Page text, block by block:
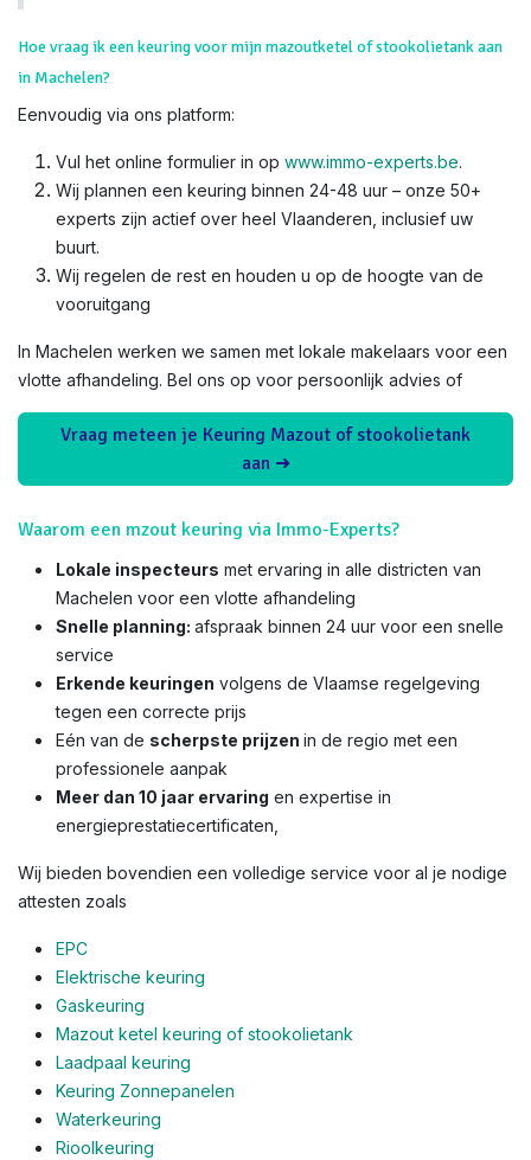
Hoe vraag ik een keuring voor mijn mazoutketel of stookolietank aan
in Machelen?
Eenvoudig via ons platform:
Vul het online formulier in op www.immo-experts.be.
Wij plannen een keuring binnen 24-48 uur – onze 50+
experts zijn actief over heel Vlaanderen, inclusief uw
buurt.
Wij regelen de rest en houden u op de hoogte van de
vooruitgang
In Machelen werken we samen met lokale makelaars voor een
vlotte afhandeling. Bel ons op voor persoonlijk advies of
Vraag meteen je Keuring Mazout of stookolietank
aan ➜
Waarom een mzout keuring via Immo-Experts?
Lokale inspecteurs met ervaring in alle districten van
Machelen voor een vlotte afhandeling
Snelle planning: afspraak binnen 24 uur voor een snelle
service
Erkende keuringen volgens de Vlaamse regelgeving
tegen een correcte prijs
Eén van de scherpste prijzen in de regio met een
professionele aanpak
Meer dan 10 jaar ervaring en expertise in
energieprestatiecertificaten,
Wij bieden bovendien een volledige service voor al je nodige
attesten zoals
EPC
Elektrische keuring
Gaskeuring
Mazout ketel keuring of stookolietank
Laadpaal keuring
Keuring Zonnepanelen
Waterkeuring
Rioolkeuring